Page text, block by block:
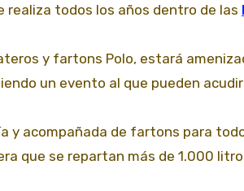
todos los años dentro de las
y fartons Polo, estará
un evento al que pueden
y acompañada de fartons para
que se repartan más de 1.000